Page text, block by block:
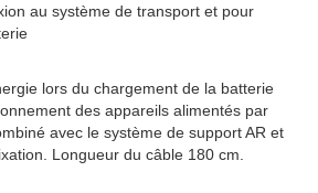
au système de transport et pour
lors du chargement de la batterie
des appareils alimentés par
avec le système de support AR et
Longueur du câble 180 cm.